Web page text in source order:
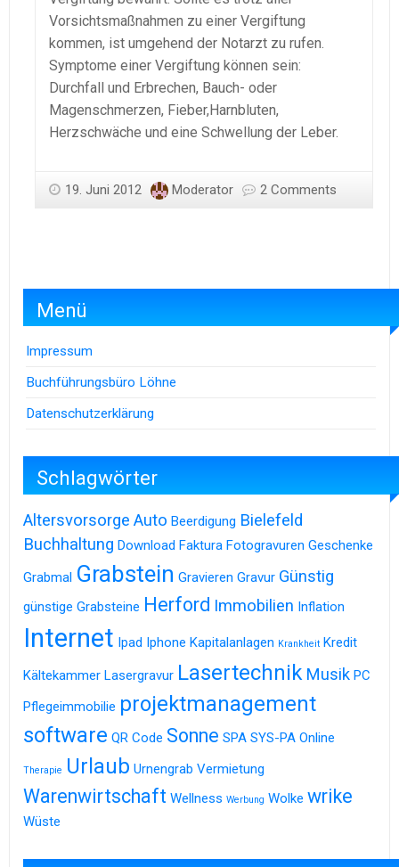
Vorsichtsmaßnahmen zu einer Vergiftung
kommen, ist umgehend der Notarzt zu rufen.
Symptome einer Vergiftung können sein:
Durchfall und Erbrechen, Bauch- oder
Magenschmerzen, Fieber,Harnbluten,
Herzschwäche und eine Schwellung der Leber.
19. Juni 2012 Moderator 2 Comments
Menü
Impressum
Buchführungsbüro Löhne
Datenschutzerklärung
Schlagwörter
Altersvorsorge Auto Beerdigung Bielefeld
Buchhaltung Download Faktura Fotogravuren Geschenke
Grabmal Grabstein Gravieren Gravur Günstig
günstige Grabsteine Herford Immobilien Inflation
Internet Ipad Iphone Kapitalanlagen Krankheit Kredit
Kältekammer Lasergravur Lasertechnik Musik PC
Pflegeimmobilie projektmanagement
software QR Code Sonne SPA SYS-PA Online
Therapie Urlaub Urnengrab Vermietung
Warenwirtschaft Wellness Werbung Wolke wrike
Wüste